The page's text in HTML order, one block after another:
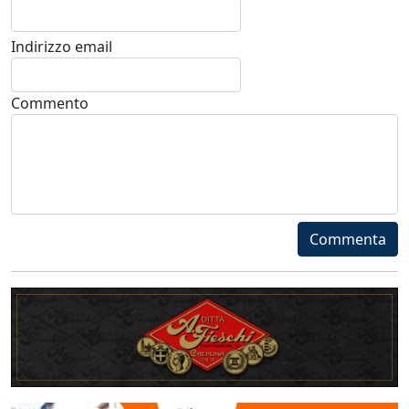
Indirizzo email
Commento
Commenta